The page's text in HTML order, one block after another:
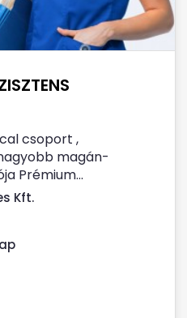
csoport ,
magán-
Prémium...
Kft.